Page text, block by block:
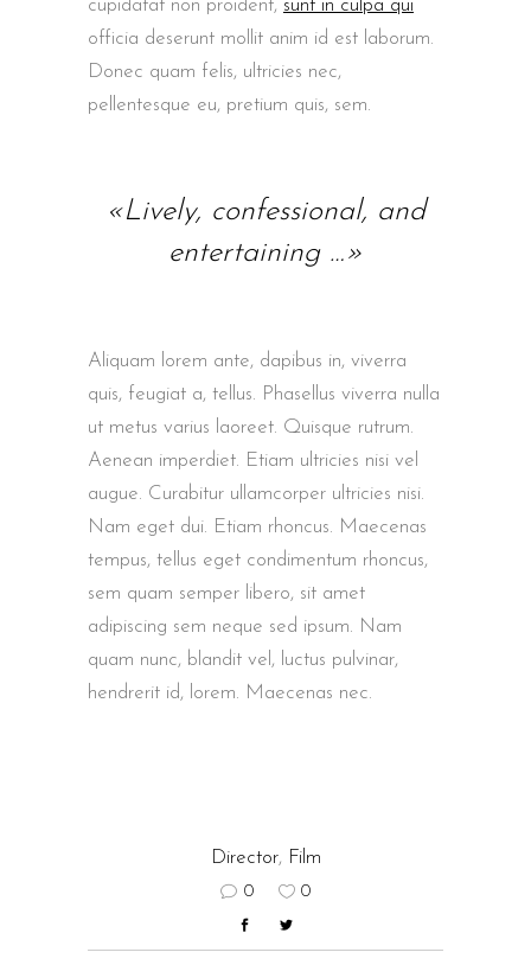
cupidatat non proident, sunt in culpa qui
officia deserunt mollit anim id est laborum.
Donec quam felis, ultricies nec,
pellentesque eu, pretium quis, sem.
«Lively, confessional, and
entertaining …»
Aliquam lorem ante, dapibus in, viverra
quis, feugiat a, tellus. Phasellus viverra nulla
ut metus varius laoreet. Quisque rutrum.
Aenean imperdiet. Etiam ultricies nisi vel
augue. Curabitur ullamcorper ultricies nisi.
Nam eget dui. Etiam rhoncus. Maecenas
tempus, tellus eget condimentum rhoncus,
sem quam semper libero, sit amet
adipiscing sem neque sed ipsum. Nam
quam nunc, blandit vel, luctus pulvinar,
hendrerit id, lorem. Maecenas nec.
Director, Film
0 0